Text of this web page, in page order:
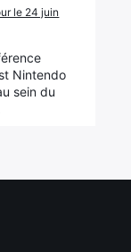
le 24 juin
Nintendo
sein du